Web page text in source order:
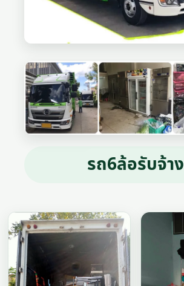
รถ6ล้อรับจ้าง